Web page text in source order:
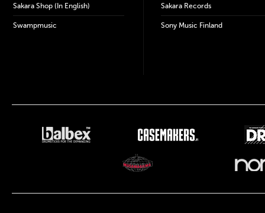
Sakara Shop (In English)
Swampmusic
Sakara Records
Sony Music Finland